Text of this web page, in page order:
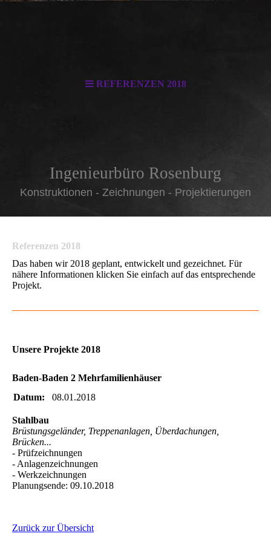
REFERENZEN 2018
Ingenieurbüro Rosenburg
Konstruktionen - Zeichnungen - Projektierungen
Referenzen 2018
Das haben wir 2018 geplant, entwickelt und gezeichnet. Für
nähere Informationen klicken Sie einfach auf das entsprechende
Projekt.
Unsere Projekte 2018
Baden-Baden 2 Mehrfamilienhäuser
Datum:
08.01.2018
Stahlbau
Brüstungsgeländer, Treppenanlagen, Überdachungen,
Brücken...
- Prüfzeichnungen
- Anlagenzeichnungen
- Werkzeichnungen
Planungsende: 09.10.2018
Zurück zur Übersicht